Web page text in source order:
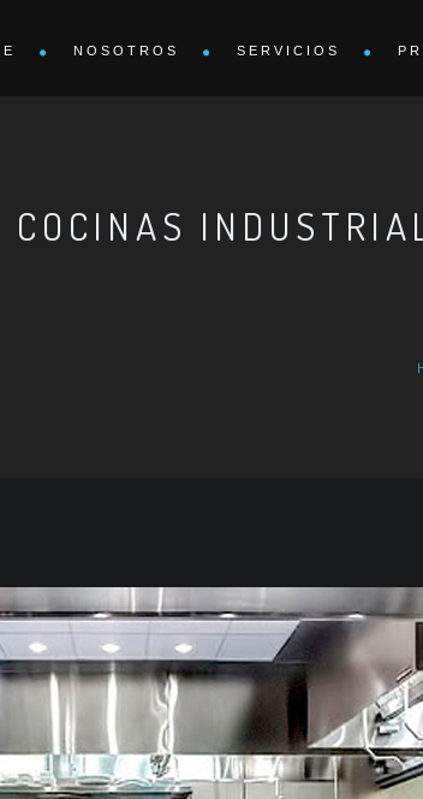
NOSOTROS SERVICIOS
COCINAS